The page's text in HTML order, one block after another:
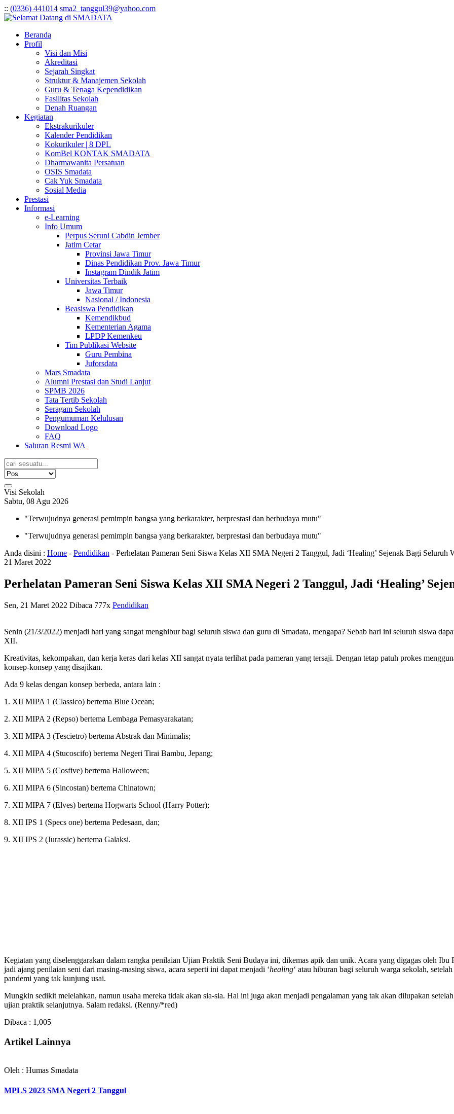
:: (0336) 441014 sma2_tanggul39@yahoo.com
Beranda
Profil
Visi dan Misi
Akreditasi
Sejarah Singkat
Struktur & Manajemen Sekolah
Guru & Tenaga Kependidikan
Fasilitas Sekolah
Denah Ruangan
Kegiatan
Ekstrakurikuler
Kalender Pendidikan
Kokurikuler | 8 DPL
KomBel KONTAK SMADATA
Dharmawanita Persatuan
OSIS Smadata
Cak Yuk Smadata
Sosial Media
Prestasi
Informasi
e-Learning
Info Umum
Perpus Seruni Cabdin Jember
Jatim Cetar
Provinsi Jawa Timur
Dinas Pendidikan Prov. Jawa Timur
Instagram Dindik Jatim
Universitas Terbaik
Jawa Timur
Nasional / Indonesia
Beasiswa Pendidikan
Kemendikbud
Kementerian Agama
LPDP Kemenkeu
Tim Publikasi Website
Guru Pembina
Juforsdata
Mars Smadata
Alumni Prestasi dan Studi Lanjut
SPMB 2026
Tata Tertib Sekolah
Seragam Sekolah
Pengumuman Kelulusan
Download Logo
FAQ
Saluran Resmi WA
Visi Sekolah
Sabtu, 08 Agu 2026
"Terwujudnya generasi pemimpin bangsa yang berkarakter, berprestasi dan berbudaya mutu"
"Terwujudnya generasi pemimpin bangsa yang berkarakter, berprestasi dan berbudaya mutu"
Anda disini : Home - Pendidikan - Perhelatan Pameran Seni Siswa Kelas XII SMA Negeri 2 Tanggul, Jadi ‘Healing’ Sejenak Bagi Seluruh
21 Maret 2022
Perhelatan Pameran Seni Siswa Kelas XII SMA Negeri 2 Tanggul, Jadi ‘Healing’
Sen, 21 Maret 2022 Dibaca 777x Pendidikan
Senin (21/3/2022) menjadi hari yang sangat menghibur bagi seluruh siswa dan guru di Smadata, mengapa? Sebab hari ini seluruh siswa
XII.
Kreativitas, kekompakan, dan kerja keras dari kelas XII sangat nyata terlihat pada pameran yang tersaji. Dengan tetap patuh prokes
konsep-konsep yang disajikan.
Ada 9 kelas dengan konsep berbeda, antara lain :
1. XII MIPA 1 (Classico) bertema Blue Ocean;
2. XII MIPA 2 (Repso) bertema Lembaga Pemasyarakatan;
3. XII MIPA 3 (Tescietro) bertema Abstrak dan Minimalis;
4. XII MIPA 4 (Stucoscifo) bertema Negeri Tirai Bambu, Jepang;
5. XII MIPA 5 (Cosfive) bertema Halloween;
6. XII MIPA 6 (Sincostan) bertema Chinatown;
7. XII MIPA 7 (Elves) bertema Hogwarts School (Harry Potter);
8. XII IPS 1 (Specs one) bertema Pedesaan, dan;
9. XII IPS 2 (Jurassic) bertema Galaksi.
Kegiatan yang diselenggarakan dalam rangka penilaian Ujian Praktik Seni Budaya ini, dikemas apik dan unik. Acara yang digagas oleh
jadi ajang penilaian seni dari masing-masing siswa, acara seperti ini dapat menjadi ‘healing‘ atau hiburan bagi seluruh warga sekolah,
pandemi yang tak kunjung usai.
Mungkin sedikit melelahkan, namun usaha mereka tidak akan sia-sia. Hal ini juga akan menjadi pengalaman yang tak akan dilupakan
ujian praktik selanjutnya. Salam redaksi. (Renny/*red)
Dibaca : 1,005
Artikel Lainnya
Oleh : Humas Smadata
MPLS 2023 SMA Negeri 2 Tanggul